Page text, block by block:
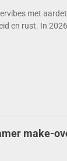
met
en rust. In
make-